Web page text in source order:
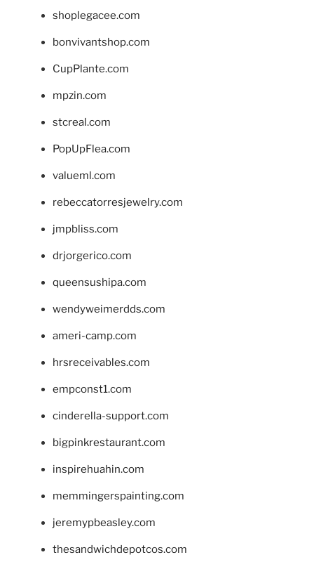
shoplegacee.com
bonvivantshop.com
CupPlante.com
mpzin.com
stcreal.com
PopUpFlea.com
valueml.com
rebeccatorresjewelry.com
jmpbliss.com
drjorgerico.com
queensushipa.com
wendyweimerdds.com
ameri-camp.com
hrsreceivables.com
empconst1.com
cinderella-support.com
bigpinkrestaurant.com
inspirehuahin.com
memmingerspainting.com
jeremypbeasley.com
thesandwichdepotcos.com